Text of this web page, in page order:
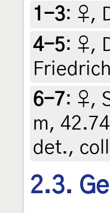
1-3: ♀,
4-5: ♀,
6-7: ♀,
m,
det.,
2.3.